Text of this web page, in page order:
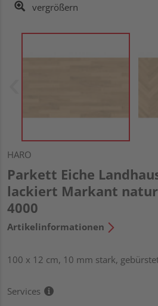
vergrößern
HARO
Parkett Eiche
lackiert Markant
4000
Artikelinformationen
100 x 12 cm, 10 mm stark,
Services